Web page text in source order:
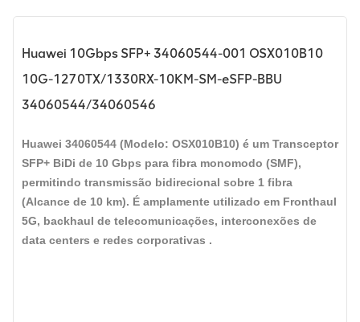
Huawei 10Gbps SFP+ 34060544-001 OSX010B10
10G-1270TX/1330RX-10KM-SM-eSFP-BBU
34060544/34060546
Huawei 34060544 (Modelo: OSX010B10) é um Transceptor
SFP+ BiDi de 10 Gbps para fibra monomodo (SMF),
permitindo transmissão bidirecional sobre 1 fibra
(Alcance de 10 km). É amplamente utilizado em Fronthaul
5G, backhaul de telecomunicações, interconexões de
data centers e redes corporativas .